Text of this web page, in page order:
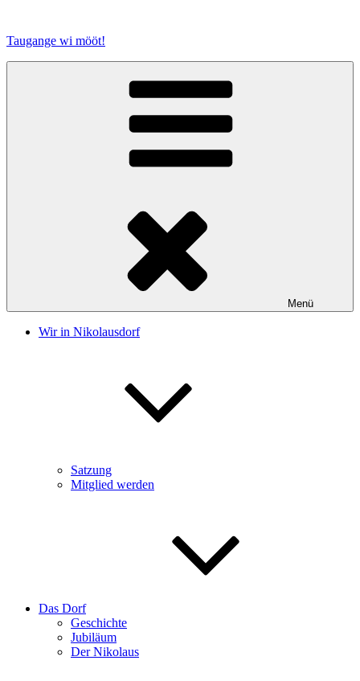
springen
Taugange wi mööt!
Menü
Wir in Nikolausdorf
Satzung
Mitglied werden
Das Dorf
Geschichte
Jubiläum
Der Nikolaus